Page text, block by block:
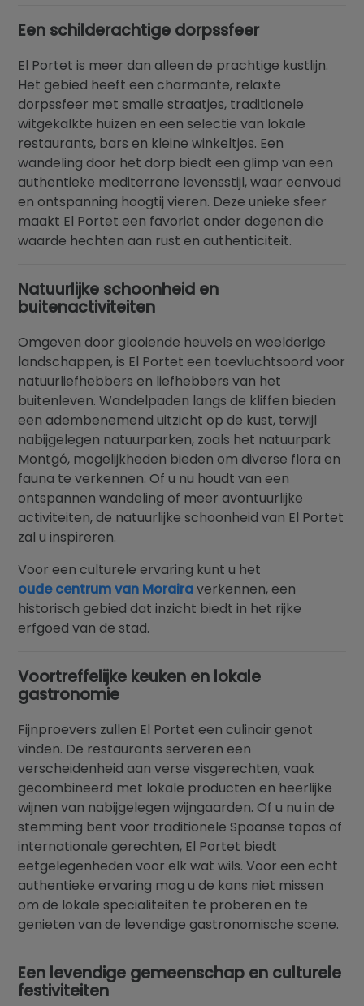
Een schilderachtige dorpssfeer
El Portet is meer dan alleen de prachtige kustlijn.
Het gebied heeft een charmante, relaxte
dorpssfeer met smalle straatjes, traditionele
witgekalkte huizen en een selectie van lokale
restaurants, bars en kleine winkeltjes. Een
wandeling door het dorp biedt een glimp van een
authentieke mediterrane levensstijl, waar eenvoud
en ontspanning hoogtij vieren. Deze unieke sfeer
maakt El Portet een favoriet onder degenen die
waarde hechten aan rust en authenticiteit.
Natuurlijke schoonheid en
buitenactiviteiten
Omgeven door glooiende heuvels en weelderige
landschappen, is El Portet een toevluchtsoord voor
natuurliefhebbers en liefhebbers van het
buitenleven. Wandelpaden langs de kliffen bieden
een adembenemend uitzicht op de kust, terwijl
nabijgelegen natuurparken, zoals het natuurpark
Montgó, mogelijkheden bieden om diverse flora en
fauna te verkennen. Of u nu houdt van een
ontspannen wandeling of meer avontuurlijke
activiteiten, de natuurlijke schoonheid van El Portet
zal u inspireren.
Voor een culturele ervaring kunt u het
oude centrum van Morairaverkennen, een
historisch gebied dat inzicht biedt in het rijke
erfgoed van de stad.
Voortreffelijke keuken en lokale
gastronomie
Fijnproevers zullen El Portet een culinair genot
vinden. De restaurants serveren een
verscheidenheid aan verse visgerechten, vaak
gecombineerd met lokale producten en heerlijke
wijnen van nabijgelegen wijngaarden. Of u nu in de
stemming bent voor traditionele Spaanse tapas of
internationale gerechten, El Portet biedt
eetgelegenheden voor elk wat wils. Voor een echt
authentieke ervaring mag u de kans niet missen
om de lokale specialiteiten te proberen en te
genieten van de levendige gastronomische scene.
Een levendige gemeenschap en culturele
festiviteiten